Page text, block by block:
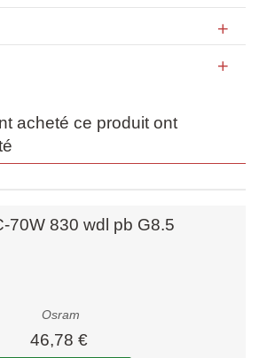
acheté ce produit ont
70W 830 wdl pb G8.5
Osram
46,78 €